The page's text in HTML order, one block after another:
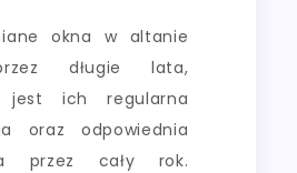
okna w altanie
długie lata,
jest ich regularna
oraz odpowiednia
przez cały rok.